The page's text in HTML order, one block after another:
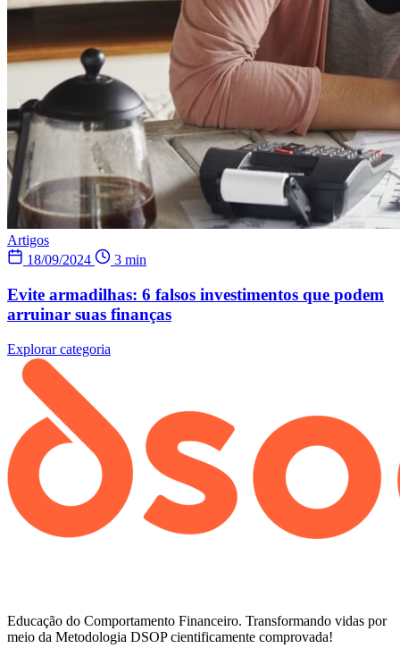
Artigos
18/09/2024
3 min
Evite armadilhas: 6 falsos investimentos que podem
arruinar suas finanças
Explorar categoria
Educação do Comportamento Financeiro. Transformando vidas por
meio da Metodologia DSOP cientificamente comprovada!